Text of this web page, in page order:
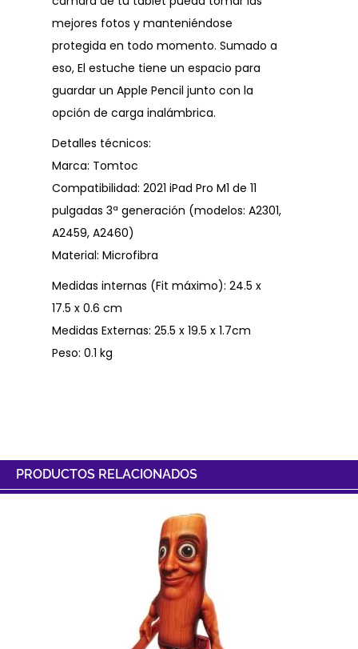
mejores fotos y manteniéndose
protegida en todo momento. Sumado a
eso, El estuche tiene un espacio para
guardar un Apple Pencil junto con la
opción de carga inalámbrica.
Detalles técnicos:
Marca: Tomtoc
Compatibilidad: 2021 iPad Pro M1 de 11
pulgadas 3ª generación (modelos: A2301,
A2459, A2460)
Material: Microfibra
Medidas internas (Fit máximo): 24.5 x
17.5 x 0.6 cm
Medidas Externas: 25.5 x 19.5 x 1.7cm
Peso: 0.1 kg
PRODUCTOS RELACIONADOS